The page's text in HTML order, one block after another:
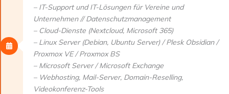
– IT-Support und IT-Lösungen für Vereine und
Unternehmen // Datenschutzmanagement
– Cloud-Dienste (Nextcloud, Microsoft 365)
– Linux Server (Debian, Ubuntu Server) / Plesk Obsidian /
Proxmox VE / Proxmox BS
– Microsoft Server / Microsoft Exchange
– Webhosting, Mail-Server, Domain-Reselling,
Videokonferenz-Tools